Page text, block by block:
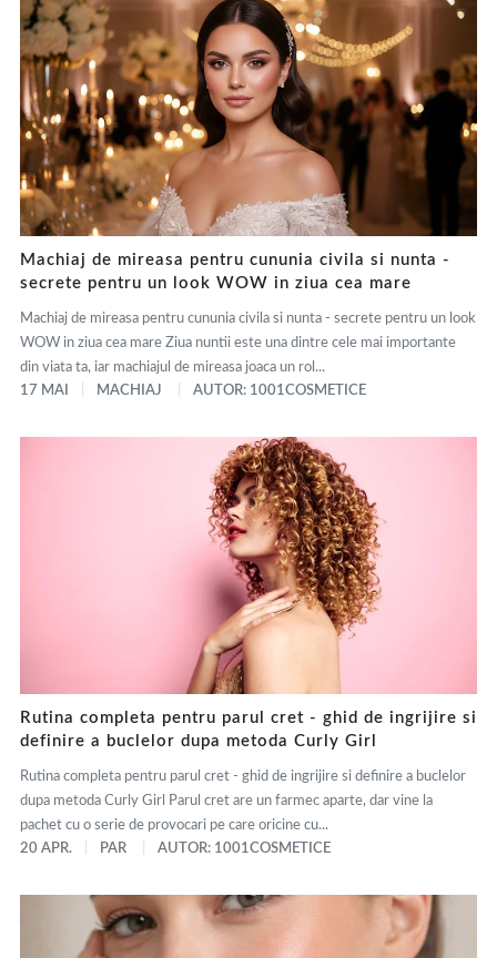
Machiaj de mireasa pentru cununia civila si nunta -
secrete pentru un look WOW in ziua cea mare
Machiaj de mireasa pentru cununia civila si nunta - secrete pentru un look
WOW in ziua cea mare Ziua nuntii este una dintre cele mai importante
din viata ta, iar machiajul de mireasa joaca un rol...
17 MAI
MACHIAJ AUTOR: 1001COSMETICE
Rutina completa pentru parul cret - ghid de ingrijire si
definire a buclelor dupa metoda Curly Girl
Rutina completa pentru parul cret - ghid de ingrijire si definire a buclelor
dupa metoda Curly Girl Parul cret are un farmec aparte, dar vine la
pachet cu o serie de provocari pe care oricine cu...
20 APR.
PAR AUTOR: 1001COSMETICE